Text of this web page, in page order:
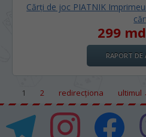
Cărți de joc PIATNIK
299
RAPORT DE
1 2 redirecţiona ultimul